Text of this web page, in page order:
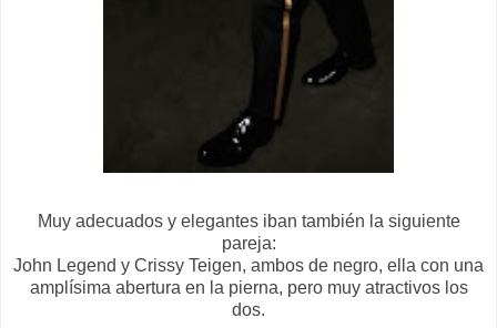
Muy adecuados y elegantes iban también la siguiente
pareja:
John Legend y Crissy Teigen, ambos de negro, ella con una
amplísima abertura en la pierna, pero muy atractivos los
dos.